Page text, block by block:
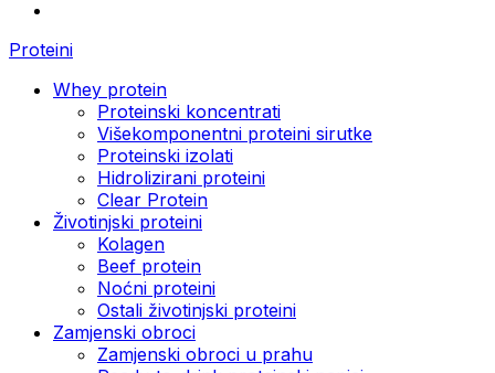
Proteini
Whey protein
Proteinski koncentrati
Višekomponentni proteini sirutke
Proteinski izolati
Hidrolizirani proteini
Clear Protein
Životinjski proteini
Kolagen
Beef protein
Noćni proteini
Ostali životinjski proteini
Zamjenski obroci
Zamjenski obroci u prahu